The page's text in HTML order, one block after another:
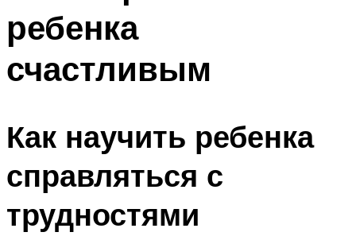
ребенка
счастливым
Как научить ребенка
справляться с
трудностями